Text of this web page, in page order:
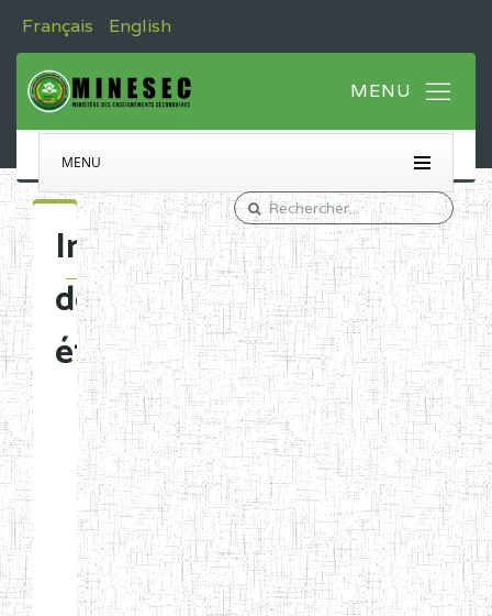
Français English
MENU
Immatriculation
des
établissements
Etablissements
d'enseignement
normal